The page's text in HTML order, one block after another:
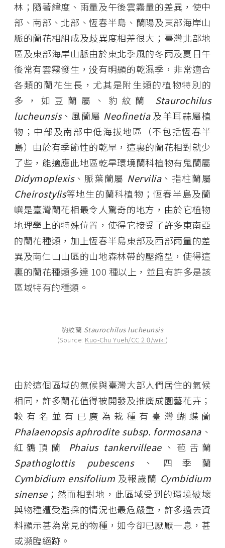
林；隨著緯度、雨量及午後雲霧量的差異，使中
部、南部、北部、恆春半島、蘭陽及東部海岸山
脈的蘭花相組成及歧異度相差很大；臺灣北部地
區及東部海岸山脈由於東北季風的冬雨及夏日午
後常有雲霧發生，没有明顯的乾濕季，非常適合
各類的蘭花生長，尤其是附生類的植物特別的
多，如豆蘭屬、豹紋蘭 Staurochilus
lucheunsis、風蘭屬 Neofinetia及羊耳蒜屬植
物；中部及南部中低海拔地區（不包括恆春半
島）由於有季節性的乾旱，這裏的蘭花相對就少
了些，能適應此地區乾旱環境蘭科植物有鬼蘭屬
Didymoplexis、脈葉蘭屬 Nervilia、指柱蘭屬
Cheirostylis等地生的蘭科植物；恆春半島及蘭
嶼是臺灣蘭花相最令人驚奇的地方，由於它植物
地理學上的特殊位置，使得它接受了許多東南亞
的蘭花種類，加上恆春半島東部及西部雨量的差
異及南仁山山區的山地森林帶的壓縮型，使得這
裏的蘭花種類多達 100 種以上，並且有許多是該
區域特有的種類。
豹紋蘭 Staurochilus lucheunsis
(Source: Kuo-Chu Yueh/CC 2.0/wiki)
由於這個區域的氣候與臺灣大部人們居住的氣候
相同，許多蘭花值得被開發及推廣成園藝花卉；
較有名並有已廣為栽種有臺灣蝴蝶蘭
Phalaenopsis aphrodite subsp. formosana、
紅鶴頂蘭 Phaius tankervilleae、苞舌蘭
Spathoglottis pubescens、四季蘭
Cymbidium ensifolium 及報歲蘭 Cymbidium
sinense；然而相對地，此區域受到的環境破壞
與物種遭受濫採的情況也最危嚴重，許多過去資
料顯示甚為常見的物種，如今卻已厭厭一息，甚
或瀕臨絕跡。